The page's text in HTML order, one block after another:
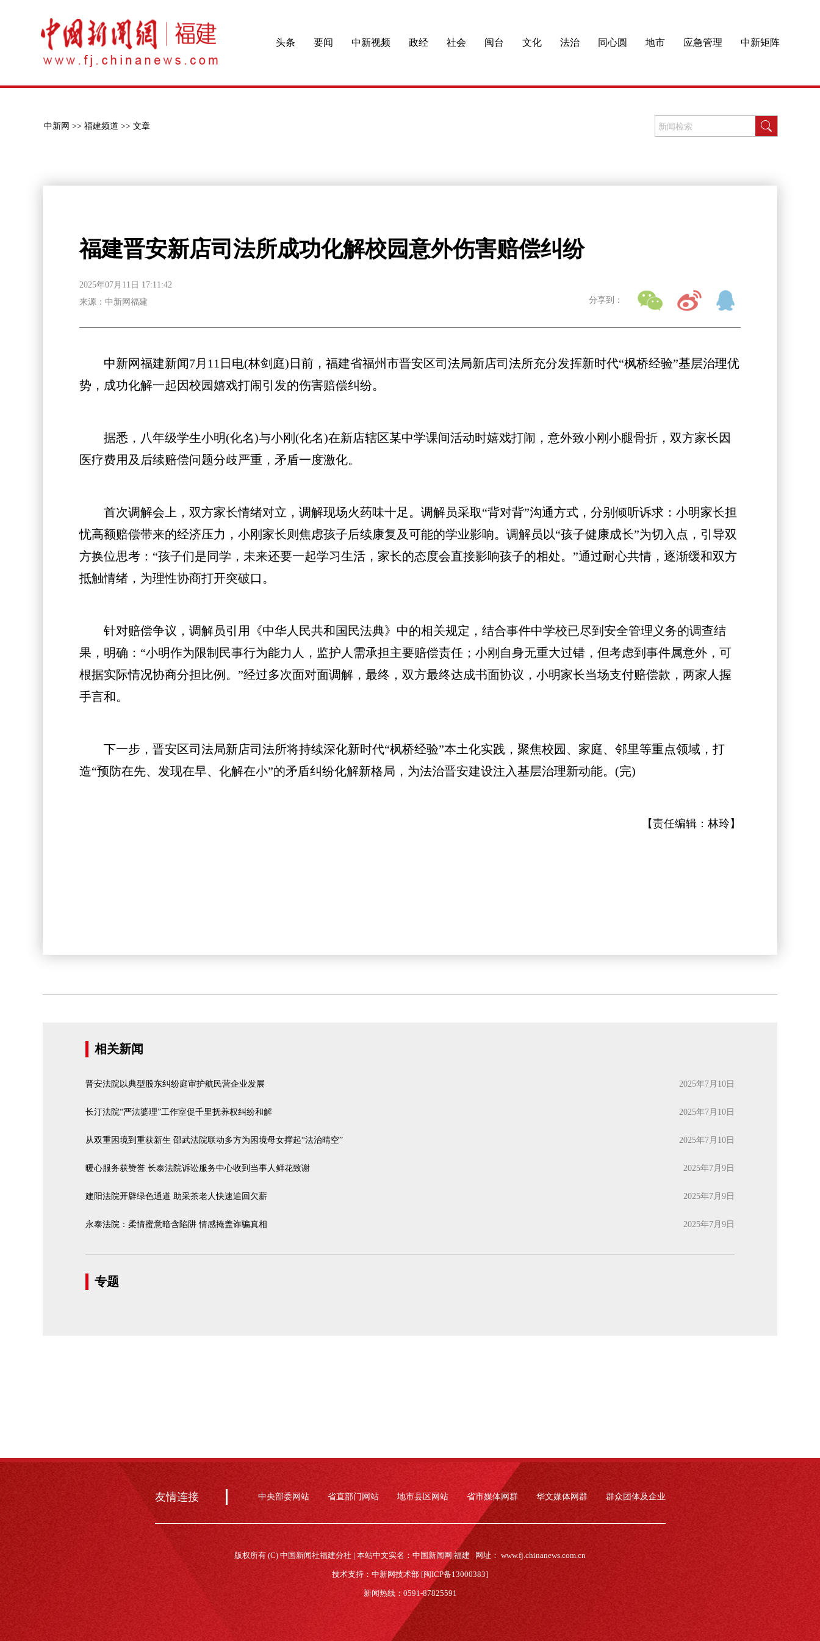
头条 要闻 中新视频 政经 社会 闽台 文化 法治 同心圆 地市 应急管理 中新矩阵
中新网 >> 福建频道 >> 文章
福建晋安新店司法所成功化解校园意外伤害赔偿纠纷
2025年07月11日 17:11:42
来源：中新网福建
分享到：
中新网福建新闻7月11日电(林剑庭)日前，福建省福州市晋安区司法局新店司法所充分发挥新时代“枫桥经验”基层治理优
势，成功化解一起因校园嬉戏打闹引发的伤害赔偿纠纷。
据悉，八年级学生小明(化名)与小刚(化名)在新店辖区某中学课间活动时嬉戏打闹，意外致小刚小腿骨折，双方家长因
医疗费用及后续赔偿问题分歧严重，矛盾一度激化。
首次调解会上，双方家长情绪对立，调解现场火药味十足。调解员采取“背对背”沟通方式，分别倾听诉求：小明家长担
忧高额赔偿带来的经济压力，小刚家长则焦虑孩子后续康复及可能的学业影响。调解员以“孩子健康成长”为切入点，引导双
方换位思考：“孩子们是同学，未来还要一起学习生活，家长的态度会直接影响孩子的相处。”通过耐心共情，逐渐缓和双方
抵触情绪，为理性协商打开突破口。
针对赔偿争议，调解员引用《中华人民共和国民法典》中的相关规定，结合事件中学校已尽到安全管理义务的调查结
果，明确：“小明作为限制民事行为能力人，监护人需承担主要赔偿责任；小刚自身无重大过错，但考虑到事件属意外，可
根据实际情况协商分担比例。”经过多次面对面调解，最终，双方最终达成书面协议，小明家长当场支付赔偿款，两家人握
手言和。
下一步，晋安区司法局新店司法所将持续深化新时代“枫桥经验”本土化实践，聚焦校园、家庭、邻里等重点领域，打
造“预防在先、发现在早、化解在小”的矛盾纠纷化解新格局，为法治晋安建设注入基层治理新动能。(完)
【责任编辑： 林玲 】
相关新闻
晋安法院以典型股东纠纷庭审护航民营企业发展 2025年7月10日
长汀法院“严法婆理”工作室促千里抚养权纠纷和解 2025年7月10日
从双重困境到重获新生 邵武法院联动多方为困境母女撑起“法治晴空” 2025年7月10日
暖心服务获赞誉 长泰法院诉讼服务中心收到当事人鲜花致谢 2025年7月9日
建阳法院开辟绿色通道 助采茶老人快速追回欠薪 2025年7月9日
永泰法院：柔情蜜意暗含陷阱 情感掩盖诈骗真相 2025年7月9日
专题
友情连接 中央部委网站 省直部门网站 地市县区网站 省市媒体网群 华文媒体网群 群众团体及企业
版权所有 (C) 中国新闻社福建分社 | 本站中文实名：中国新闻网|福建 网址： www.fj.chinanews.com.cn
技术支持：中新网技术部 [闽ICP备13000383]
新闻热线：0591-87825591